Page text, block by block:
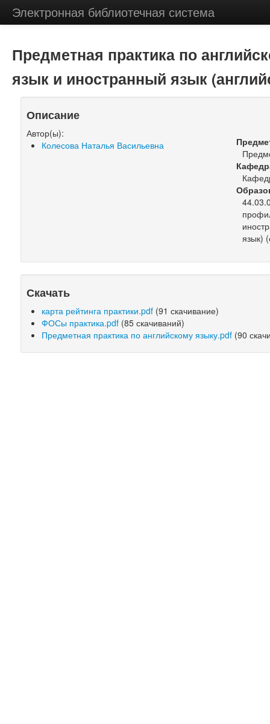
Электронная библиотечная система
Предметная практика по
язык и иностранный язык
Описание
Автор(ы):
Колесова Наталья Васильевна
язык)
Скачать
карта рейтинга практики.pdf (91 скачивание)
ФОСы практика.pdf (85 скачиваний)
Предметная практика по английскому языку.pdf (90